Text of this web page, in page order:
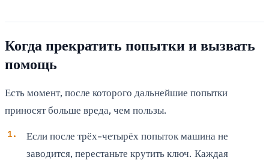
Когда прекратить попытки и вызвать
помощь
Есть момент, после которого дальнейшие попытки
приносят больше вреда, чем пользы.
Если после трёх-четырёх попыток машина не
заводится, перестаньте крутить ключ. Каждая